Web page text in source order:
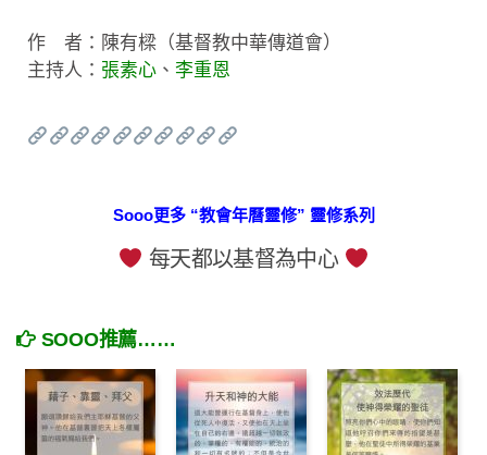
作 者：陳有樑（基督教中華傳道會）
主持人： 張素心 、 李重恩
Sooo更多 “教會年曆靈修” 靈修系列
每天都以基督為中心
SOOO推薦……